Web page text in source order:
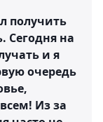
получить
Сегодня на
и я
очередь
Из за